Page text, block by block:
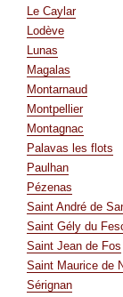
Le Caylar
Lodève
Lunas
Magalas
Montarnaud
Montpellier
Montagnac
Palavas les flots
Paulhan
Pézenas
Saint André de
Saint Gély du
Saint Jean de Fos
Saint Maurice de
Sérignan